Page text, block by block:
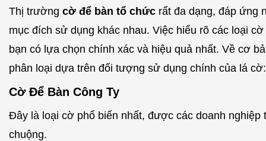
Thị trường cờ để bàn tổ chức rất đa dạng, đáp ứng
mục đích sử dụng khác nhau. Việc hiểu rõ các loại
bạn có lựa chọn chính xác và hiệu quả nhất. Về cơ
phân loại dựa trên đối tượng sử dụng chính của lá cờ:
Cờ Để Bàn Công Ty
Đây là loại cờ phổ biến nhất, được các doanh nghiệp
chuộng.